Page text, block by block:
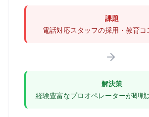
課題
電話対応スタッフの採用・教育コ
解決策
経験豊富なプロオペレーターが即戦